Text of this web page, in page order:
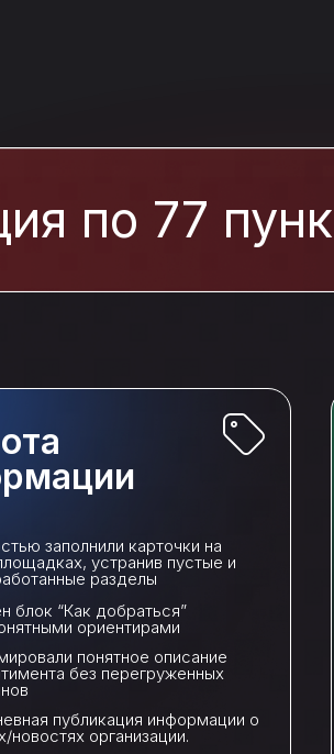
по 77
заполнили карточки на
устранив пустые и
разделы
блок “Как добраться”
ориентирами
публикация информации о
новостях организации.
понятное описание
без перегруженных